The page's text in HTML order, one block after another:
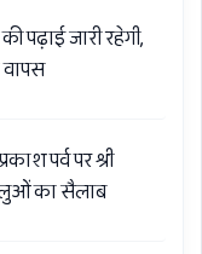
पढ़ाई जारी रहेगी,
पर्व पर श्री
का सैलाब